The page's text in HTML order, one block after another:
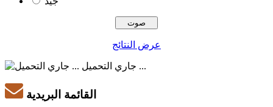
عرض النتائج
جاري التحميل ...
القائمة البريدية